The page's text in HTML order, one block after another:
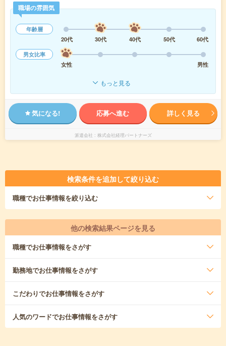
職場の雰囲気
年齢層
20代
30代 40代 50代
60代
男女比率
女性
男性
もっと見る
気になる! 応募へ進む 詳しく見る
派遣会社 株式会社経理パートナーズ
検索条件を追加して絞り込む
職種でお仕事情報を絞り込む
他の検索結果ページを見る
職種でお仕事情報をさがす
勤務地でお仕事情報をさがす
こだわりでお仕事情報をさがす
人気のワードでお仕事情報をさがす